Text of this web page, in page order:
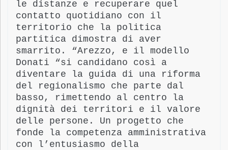
le distanze e recuperare quel
contatto quotidiano con il
territorio che la politica
partitica dimostra di aver
smarrito. “Arezzo, e il modello
Donati “si candidano così a
diventare la guida di una riforma
del regionalismo che parte dal
basso, rimettendo al centro la
dignità dei territori e il valore
delle persone. Un progetto che
fonde la competenza amministrativa
con l’entusiasmo della